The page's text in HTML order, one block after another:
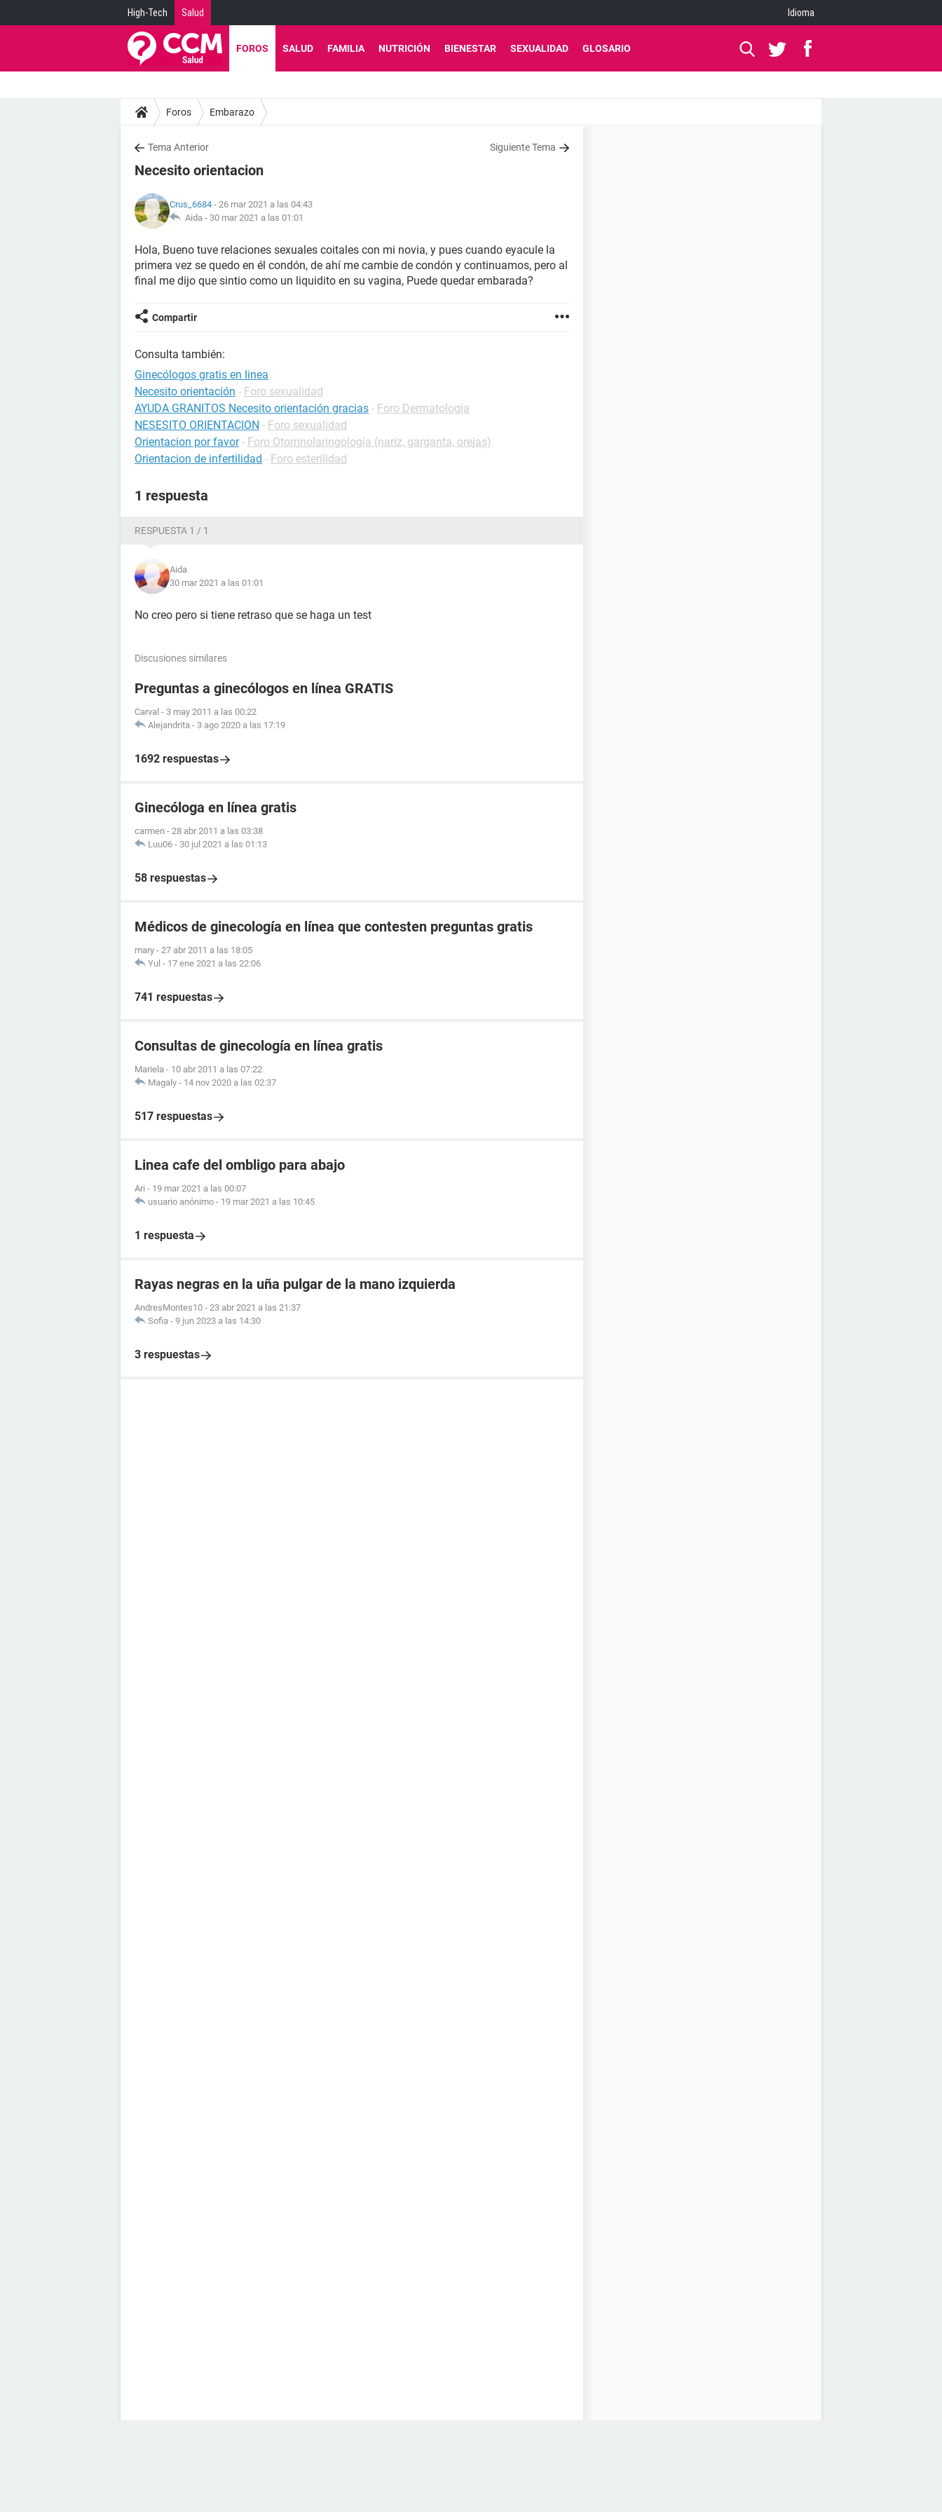
High-Tech Salud Idioma
FOROS SALUD FAMILIA NUTRICIÓN BIENESTAR SEXUALIDAD GLOSARIO
Foros Embarazo
Tema Anterior Siguiente Tema
Necesito orientacion
Crus_6684 - 26 mar 2021 a las 04:43
Aida - 30 mar 2021 a las 01:01
Hola, Bueno tuve relaciones sexuales coitales con mi novia, y pues cuando eyacule la
primera vez se quedo en él condón, de ahí me cambie de condón y continuamos, pero al
final me dijo que sintio como un liquidito en su vagina, Puede quedar embarada?
Compartir
Consulta también:
Ginecólogos gratis en linea
Necesito orientación - Foro sexualidad
AYUDA GRANITOS Necesito orientación gracias - Foro Dermatologia
NESESITO ORIENTACION - Foro sexualidad
Orientacion por favor - Foro Otorrinolaringología (nariz, garganta, orejas)
Orientacion de infertilidad - Foro esterilidad
1 respuesta
RESPUESTA 1 / 1
Aida
30 mar 2021 a las 01:01
No creo pero si tiene retraso que se haga un test
Discusiones similares
Preguntas a ginecólogos en línea GRATIS
Carval - 3 may 2011 a las 00:22
Alejandrita - 3 ago 2020 a las 17:19
1692 respuestas
Ginecóloga en línea gratis
carmen - 28 abr 2011 a las 03:38
Luu06 - 30 jul 2021 a las 01:13
58 respuestas
Médicos de ginecología en línea que contesten preguntas gratis
mary - 27 abr 2011 a las 18:05
Yul - 17 ene 2021 a las 22:06
741 respuestas
Consultas de ginecología en línea gratis
Mariela - 10 abr 2011 a las 07:22
Magaly - 14 nov 2020 a las 02:37
517 respuestas
Linea cafe del ombligo para abajo
Ari - 19 mar 2021 a las 00:07
usuario anónimo - 19 mar 2021 a las 10:45
1 respuesta
Rayas negras en la uña pulgar de la mano izquierda
AndresMontes10 - 23 abr 2021 a las 21:37
Sofia - 9 jun 2023 a las 14:30
3 respuestas